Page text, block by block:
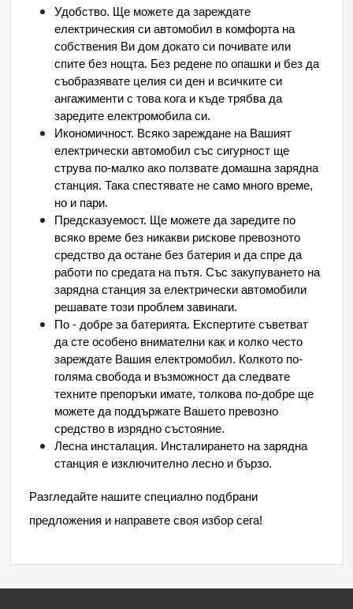
Удобство. Ще можете да зареждате
електрическия си автомобил в комфорта на
собствения Ви дом докато си почивате или
спите без нощта. Без редене по опашки и без да
съобразявате целия си ден и всичките си
ангажименти с това кога и къде трябва да
заредите електромобила си.
Икономичност. Всяко зареждане на Вашият
електрически автомобил със сигурност ще
струва по-малко ако ползвате домашна зарядна
станция. Така спестявате не само много време,
но и пари.
Предсказуемост. Ще можете да заредите по
всяко време без никакви рискове превозното
средство да остане без батерия и да спре да
работи по средата на пътя. Със закупуването на
зарядна станция за електрически автомобили
решавате този проблем завинаги.
По - добре за батерията. Експертите съветват
да сте особено внимателни как и колко често
зареждате Вашия електромобил. Колкото по-
голяма свобода и възможност да следвате
техните препоръки имате, толкова по-добре ще
можете да поддържате Вашето превозно
средство в изрядно състояние.
Лесна инсталация. Инсталирането на зарядна
станция е изключително лесно и бързо.
Разгледайте нашите специално подбрани
предложения и направете своя избор сега!